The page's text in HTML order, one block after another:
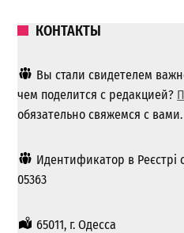
КОНТАКТЫ
Вы стали свидетелем
чем поделится с редакцией?
обязательно свяжемся с вами.
Идентификатор в Реєстрі
05363
65011, г. Одесса